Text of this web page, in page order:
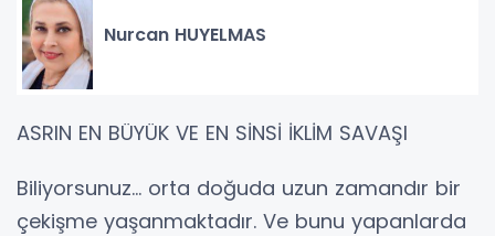
Nurcan HUYELMAS
ASRIN EN BÜYÜK VE EN SİNSİ İKLİM SAVAŞI
Biliyorsunuz… orta doğuda uzun zamandır bir
çekişme yaşanmaktadır. Ve bunu yapanlarda